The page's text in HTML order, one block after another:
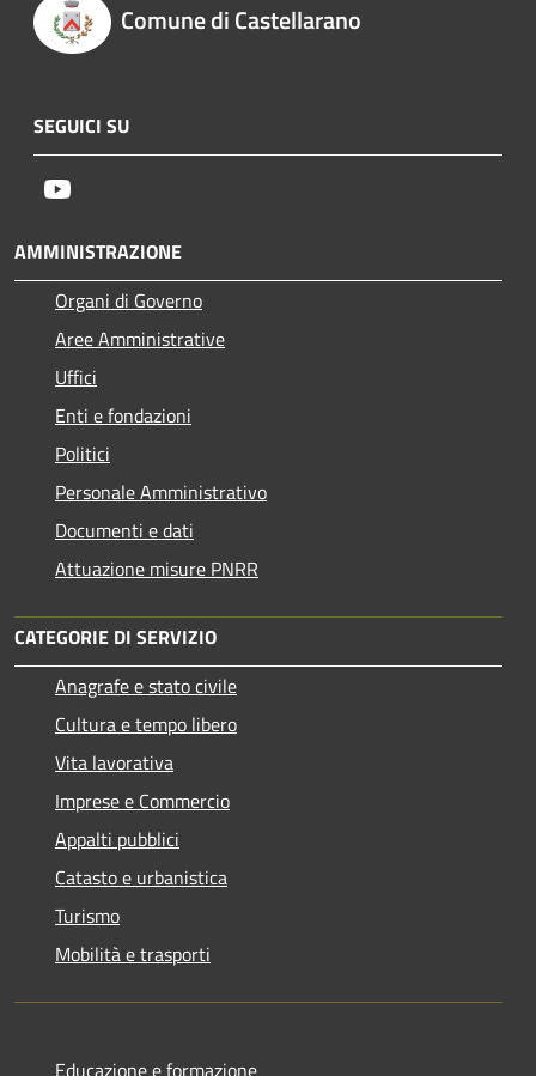
Comune di Castellarano
SEGUICI SU
AMMINISTRAZIONE
Organi di Governo
Aree Amministrative
Uffici
Enti e fondazioni
Politici
Personale Amministrativo
Documenti e dati
Attuazione misure PNRR
CATEGORIE DI SERVIZIO
Anagrafe e stato civile
Cultura e tempo libero
Vita lavorativa
Imprese e Commercio
Appalti pubblici
Catasto e urbanistica
Turismo
Mobilità e trasporti
Educazione e formazione